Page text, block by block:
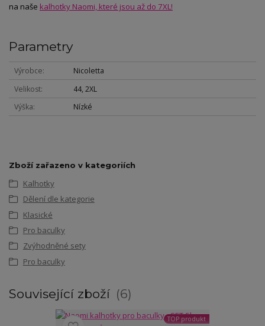
na naše kalhotky Naomi, které jsou až do 7XL!
Parametry
Výrobce
Nicoletta
Velikost
44, 2XL
Výška
Nízké
Zboží zařazeno v kategoriích
Kalhotky
Dělení dle kategorie
Klasické
Pro baculky
Zvýhodněné sety
Pro baculky
Související zboží 6
TOP produkt